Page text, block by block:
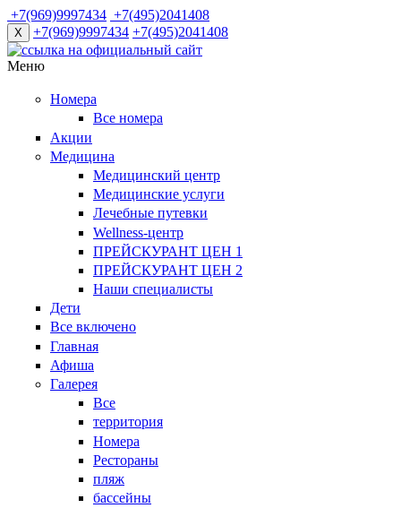
+7(969)9997434 +7(495)2041408
X +7(969)9997434 +7(495)2041408
Меню
Номера
Все номера
Акции
Медицина
Медицинский центр
Медицинские услуги
Лечебные путевки
Wellness-центр
ПРЕЙСКУРАНТ ЦЕН 1
ПРЕЙСКУРАНТ ЦЕН 2
Наши специалисты
Дети
Все включено
Главная
Афиша
Галерея
Все
территория
Номера
Рестораны
пляж
бассейны